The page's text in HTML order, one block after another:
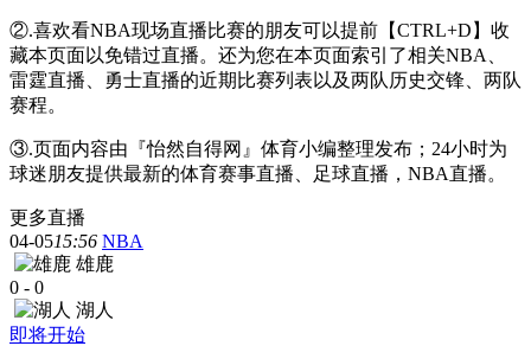
②.喜欢看NBA现场直播比赛的朋友可以提前【CTRL+D】收
藏本页面以免错过直播。还为您在本页面索引了相关NBA、
雷霆直播、勇士直播的近期比赛列表以及两队历史交锋、两队
赛程。
③.页面内容由『怡然自得网』体育小编整理发布；24小时为
球迷朋友提供最新的体育赛事直播、足球直播，NBA直播。
更多直播
04-0515:56 NBA
雄鹿
0 - 0
湖人
即将开始